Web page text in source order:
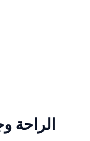
🚗 3.